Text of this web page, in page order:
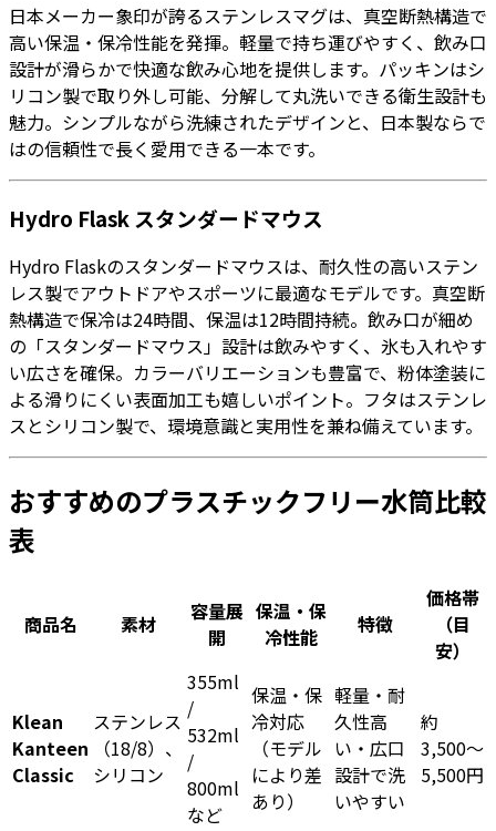
日本メーカー象印が誇るステンレスマグは、真空断熱構造で
高い保温・保冷性能を発揮。軽量で持ち運びやすく、飲み口
設計が滑らかで快適な飲み心地を提供します。パッキンはシ
リコン製で取り外し可能、分解して丸洗いできる衛生設計も
魅力。シンプルながら洗練されたデザインと、日本製ならで
はの信頼性で長く愛用できる一本です。
Hydro Flask スタンダードマウス
Hydro Flaskのスタンダードマウスは、耐久性の高いステン
レス製でアウトドアやスポーツに最適なモデルです。真空断
熱構造で保冷は24時間、保温は12時間持続。飲み口が細め
の「スタンダードマウス」設計は飲みやすく、氷も入れやす
い広さを確保。カラーバリエーションも豊富で、粉体塗装に
よる滑りにくい表面加工も嬉しいポイント。フタはステンレ
スとシリコン製で、環境意識と実用性を兼ね備えています。
おすすめのプラスチックフリー水筒比較
表
商品名 素材
容量展
開
保温・保
冷性能
特徴
価格帯
（目
安）
Klean
Kanteen
Classic
ステンレス
（18/8）、
シリコン
355ml
/
532ml
/
800ml
など
保温・保
冷対応
（モデル
により差
あり）
軽量・耐
久性高
い・広口
設計で洗
いやすい
約
3,500〜
5,500円